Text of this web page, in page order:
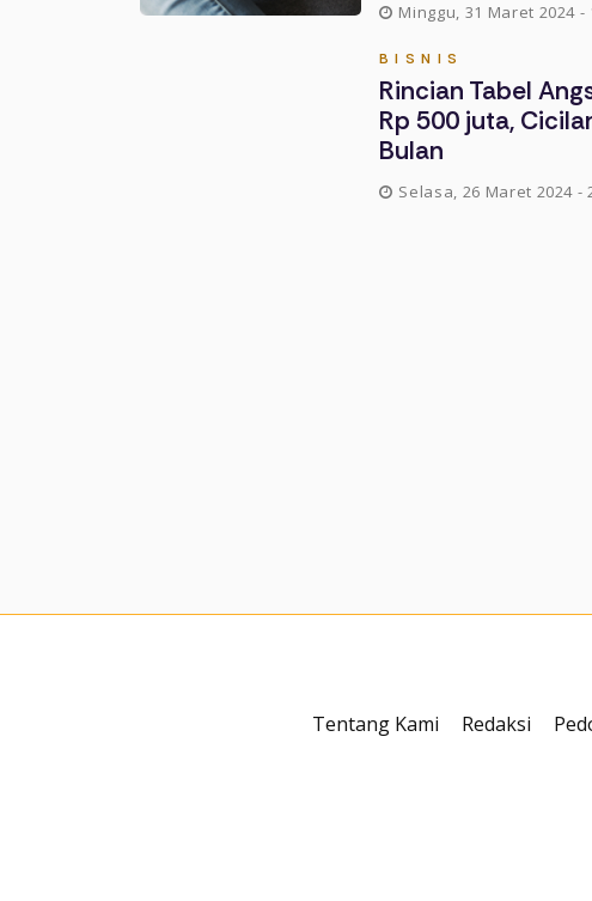
Minggu, 31 Maret 2024 -
BISNIS
Rincian Tabel
Rp 500 juta,
Bulan
Selasa, 26 Maret 2024 -
Tentang Kami Redaksi